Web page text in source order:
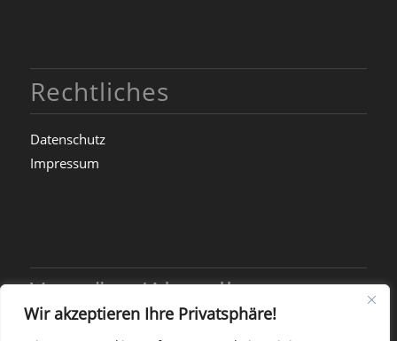
Wir akzeptieren Ihre Privatsphäre!
Rechtliches
Datenschutz
Impressum
Vorträge/Aktuelles